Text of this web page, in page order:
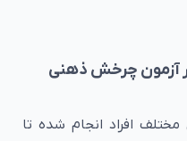
آزمون چرخش ذهنی
افراد انجام شده تا